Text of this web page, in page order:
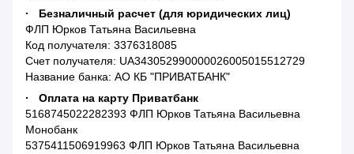
· Безналичный расчет (для юридических лиц)
ФЛП Юрков Татьяна Васильевна
Код получателя: 3376318085
Счет получателя: UA343052990000026005015512729
Название банка: АО КБ "ПРИВАТБАНК"
· Оплата на карту Приватбанк
5168745022282393 ФЛП Юрков Татьяна Васильевна
Монобанк
5375411506919963 ФЛП Юрков Татьяна Васильевна